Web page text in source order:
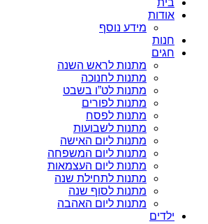
בית
אודות
מידע נוסף
חנות
חגים
מתנות לראש השנה
מתנות לחנוכה
מתנות לט”ו בשבט
מתנות לפורים
מתנות לפסח
מתנות לשבועות
מתנות ליום האישה
מתנות ליום המשפחה
מתנות ליום העצמאות
מתנות לתחילת שנה
מתנות לסוף שנה
מתנות ליום האהבה
ילדים